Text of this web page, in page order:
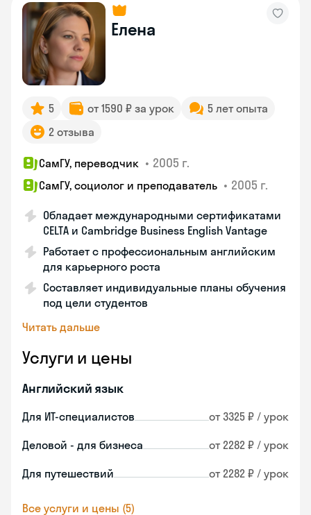
Елена
5 от 1590 ₽ за урок
5 лет опыта
2 отзыва
СамГУ, переводчик • 2005 г.
СамГУ, социолог и преподаватель • 2005 г.
Обладает международными сертификатами
CELTA и Cambridge Business English Vantage
Работает с профессиональным английским
для карьерного роста
Составляет индивидуальные планы обучения
под цели студентов
Читать дальше
Услуги и цены
Английский язык
Для ИТ-специалистов от 3325 ₽ / урок
Деловой - для бизнеса от 2282 ₽ / урок
Для путешествий от 2282 ₽ / урок
Все услуги и цены (5)